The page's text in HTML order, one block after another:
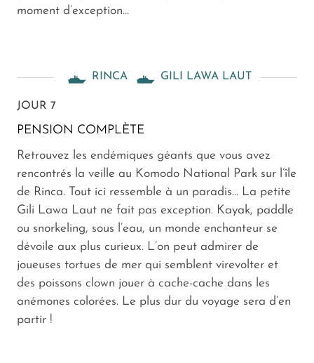
moment d’exception…
RINCA GILI LAWA LAUT
JOUR 7
PENSION COMPLÈTE
Retrouvez les endémiques géants que vous avez
rencontrés la veille au Komodo National Park sur l’île
de Rinca. Tout ici ressemble à un paradis… La petite
Gili Lawa Laut ne fait pas exception. Kayak, paddle
ou snorkeling, sous l’eau, un monde enchanteur se
dévoile aux plus curieux. L’on peut admirer de
joueuses tortues de mer qui semblent virevolter et
des poissons clown jouer à cache-cache dans les
anémones colorées. Le plus dur du voyage sera d’en
partir !